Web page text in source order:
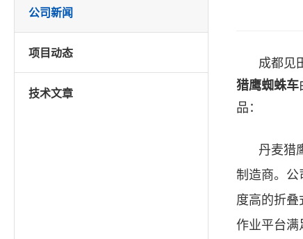
公司新闻
项目动态
技术文章
成都见
猎鹰蜘蛛车
品：
丹麦猎
制造商。公
度高的折
作业平台满